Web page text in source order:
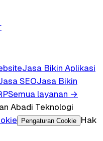
Jasa Bikin Aplikasi
SEOJasa Bikin
Semua layanan →
Abadi Teknologi
Pengaturan Cookie
Hak